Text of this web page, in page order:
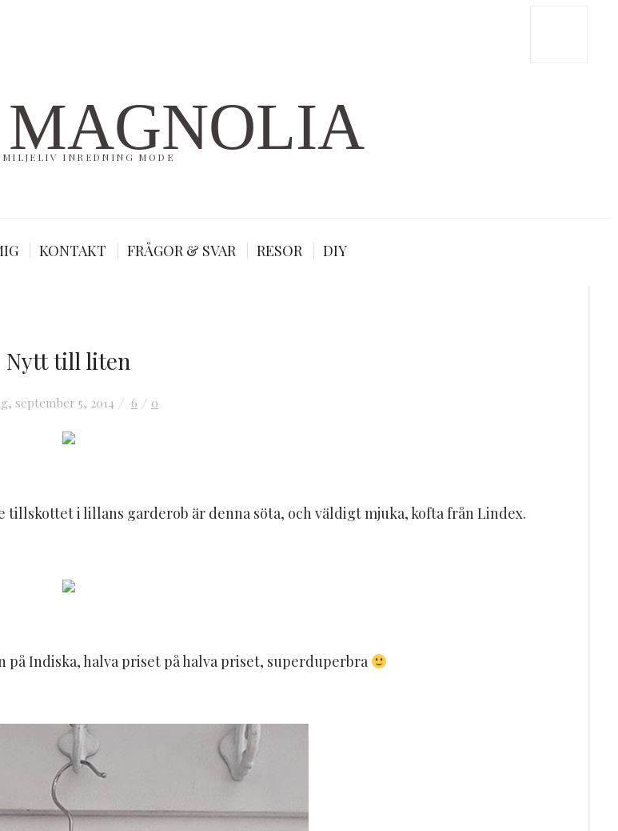
MAGNOLIA
INREDNING MODE
KONTAKT FRÅGOR & SVAR RESOR DIY
Nytt till liten
september 5, 2014 6 0
tillskottet i lillans garderob är denna söta, och väldigt mjuka, kofta från Lindex.
på Indiska, halva priset på halva priset, superduperbra